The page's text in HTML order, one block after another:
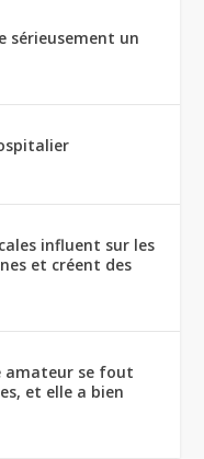
sérieusement un
influent sur les
et créent des
amateur se fout
et elle a bien